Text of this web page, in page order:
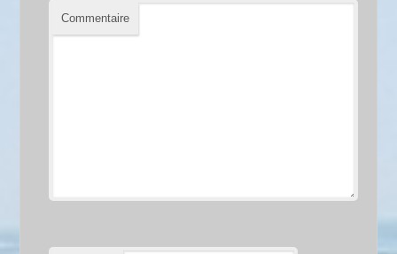
Commentaire